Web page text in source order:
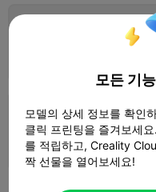
0.2mm
0.2mm

모든 기
모델의 상세 정보를 확인
클릭 프린팅을 즐겨보세
를 적립하고, Creality
짝 선물을 열어보세요!